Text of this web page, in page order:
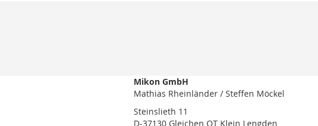
Mikon GmbH
Mathias Rheinländer / Steffen Möckel
Steinslieth 11
D-37130 Gleichen OT Klein Lengden